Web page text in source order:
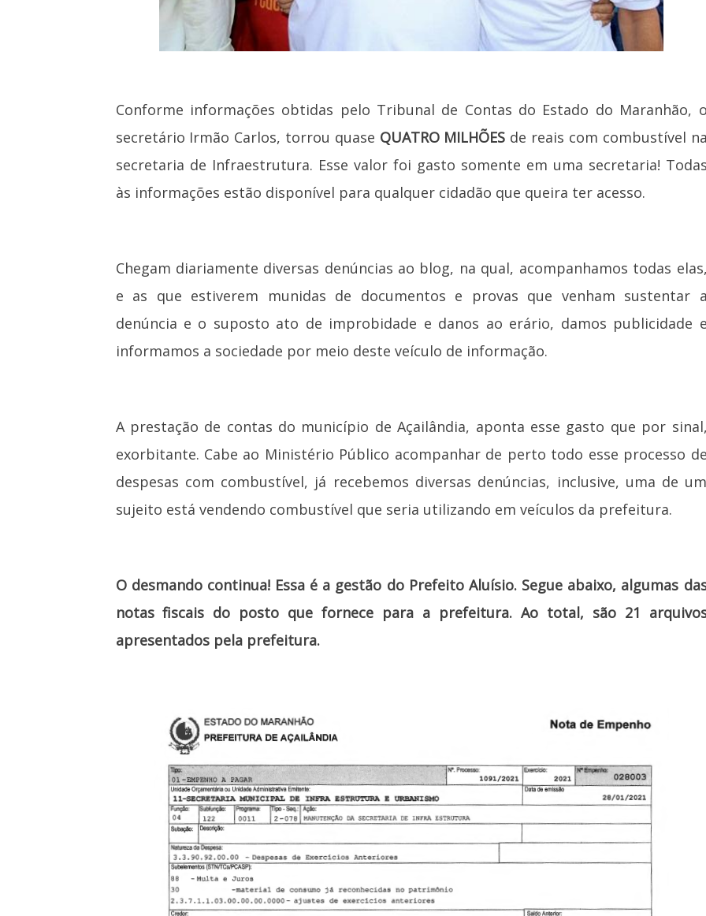
Conforme informações obtidas pelo Tribunal de Contas do Estado do Maranhão,
secretário Irmão Carlos, torrou quase QUATRO MILHÕES de reais com combustível
secretaria de Infraestrutura. Esse valor foi gasto somente em uma secretaria!
às informações estão disponível para qualquer cidadão que queira ter acesso.
Chegam diariamente diversas denúncias ao blog, na qual, acompanhamos todas
e as que estiverem munidas de documentos e provas que venham sustentar
denúncia e o suposto ato de improbidade e danos ao erário, damos publicidade
informamos a sociedade por meio deste veículo de informação.
A prestação de contas do município de Açailândia, aponta esse gasto que por
exorbitante. Cabe ao Ministério Público acompanhar de perto todo esse processo
despesas com combustível, já recebemos diversas denúncias, inclusive, uma de
sujeito está vendendo combustível que seria utilizando em veículos da prefeitura.
O desmando continua! Essa é a gestão do Prefeito Aluísio. Segue abaixo, algumas
notas fiscais do posto que fornece para a prefeitura. Ao total, são 21
apresentados pela prefeitura.